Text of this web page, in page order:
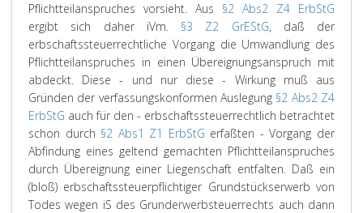
Pflichtteilanspruches vorsieht. Aus §2 Abs2 Z4 ErbStG
ergibt sich daher iVm. §3 Z2 GrEStG, daß der
erbschaftssteuerrechtliche Vorgang die Umwandlung des
Pflichtteilanspruches in einen Übereignungsanspruch mit
abdeckt. Diese - und nur diese - Wirkung muß aus
Gründen der verfassungskonformen Auslegung §2 Abs2 Z4
ErbStG auch für den - erbschaftssteuerrechtlich betrachtet
schon durch §2 Abs1 Z1 ErbStG erfaßten - Vorgang der
Abfindung eines geltend gemachten Pflichtteilanspruches
durch Übereignung einer Liegenschaft entfalten. Daß ein
(bloß) erbschaftssteuerpflichtiger Grundstückserwerb von
Todes wegen iS des Grunderwerbsteuerrechts auch dann